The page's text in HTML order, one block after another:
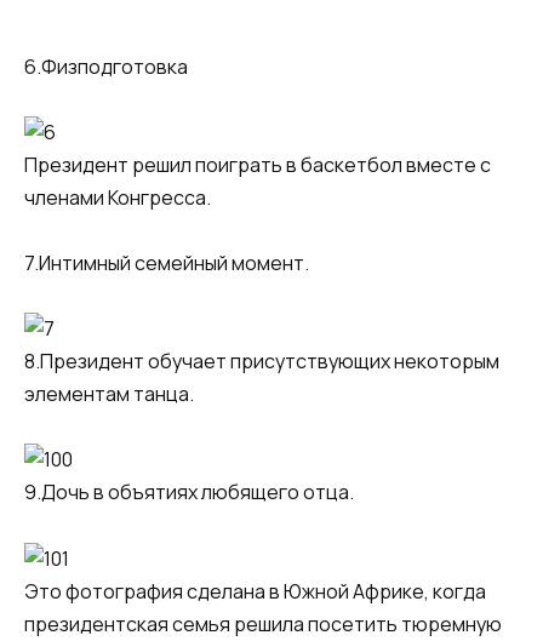
6.Физподготовка
Президент решил поиграть в баскетбол вместе с
членами Конгресса.
7.Интимный семейный момент.
8.Президент обучает присутствующих некоторым
элементам танца.
9.Дочь в объятиях любящего отца.
Это фотография сделана в Южной Африке, когда
президентская семья решила посетить тюремную